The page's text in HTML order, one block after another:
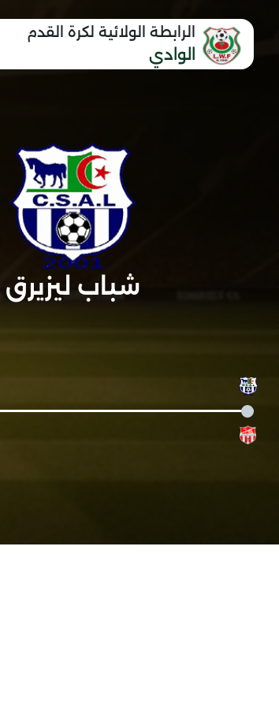
الرابطة الولائية لكرة القدم
الوادي
شباب ليزيرق